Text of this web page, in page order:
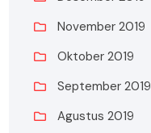
November 2019
Oktober 2019
September 2019
Agustus 2019